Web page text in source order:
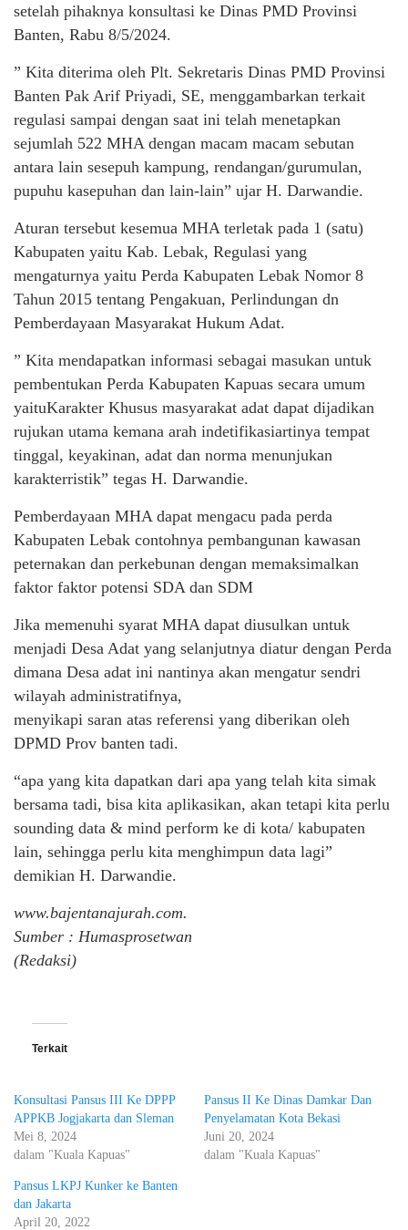
setelah pihaknya konsultasi ke Dinas PMD Provinsi
Banten, Rabu 8/5/2024.
” Kita diterima oleh Plt. Sekretaris Dinas PMD Provinsi
Banten Pak Arif Priyadi, SE, menggambarkan terkait
regulasi sampai dengan saat ini telah menetapkan
sejumlah 522 MHA dengan macam macam sebutan
antara lain sesepuh kampung, rendangan/gurumulan,
pupuhu kasepuhan dan lain-lain” ujar H. Darwandie.
Aturan tersebut kesemua MHA terletak pada 1 (satu)
Kabupaten yaitu Kab. Lebak, Regulasi yang
mengaturnya yaitu Perda Kabupaten Lebak Nomor 8
Tahun 2015 tentang Pengakuan, Perlindungan dn
Pemberdayaan Masyarakat Hukum Adat.
” Kita mendapatkan informasi sebagai masukan untuk
pembentukan Perda Kabupaten Kapuas secara umum
yaituKarakter Khusus masyarakat adat dapat dijadikan
rujukan utama kemana arah indetifikasiartinya tempat
tinggal, keyakinan, adat dan norma menunjukan
karakterristik” tegas H. Darwandie.
Pemberdayaan MHA dapat mengacu pada perda
Kabupaten Lebak contohnya pembangunan kawasan
peternakan dan perkebunan dengan memaksimalkan
faktor faktor potensi SDA dan SDM
Jika memenuhi syarat MHA dapat diusulkan untuk
menjadi Desa Adat yang selanjutnya diatur dengan Perda
dimana Desa adat ini nantinya akan mengatur sendri
wilayah administratifnya,
menyikapi saran atas referensi yang diberikan oleh
DPMD Prov banten tadi.
“apa yang kita dapatkan dari apa yang telah kita simak
bersama tadi, bisa kita aplikasikan, akan tetapi kita perlu
sounding data & mind perform ke di kota/ kabupaten
lain, sehingga perlu kita menghimpun data lagi”
demikian H. Darwandie.
www.bajentanajurah.com.
Sumber : Humasprosetwan
(Redaksi)
Terkait
Konsultasi Pansus III Ke DPPP
APPKB Jogjakarta dan Sleman
Mei 8, 2024
dalam "Kuala Kapuas"
Pansus II Ke Dinas Damkar Dan
Penyelamatan Kota Bekasi
Juni 20, 2024
dalam "Kuala Kapuas"
Pansus LKPJ Kunker ke Banten
dan Jakarta
April 20, 2022